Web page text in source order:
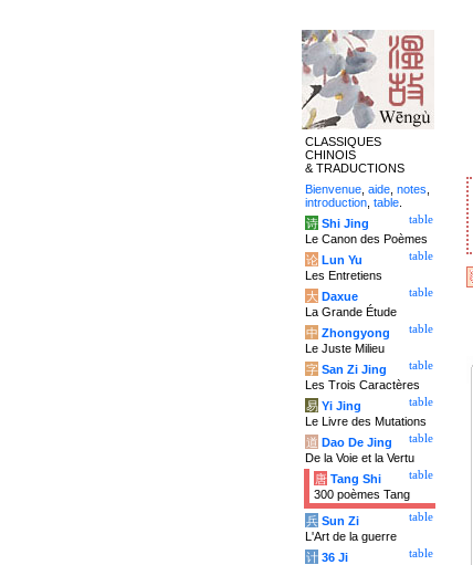
CLASSIQUES
CHINOIS
& TRADUCTIONS
Bienvenue aide notes
introduction table
table
诗 Shi Jing
Le Canon des Poèmes
table
论 Lun Yu
Les Entretiens
table
大 Daxue
La Grande Étude
table
中 Zhongyong
Le Juste Milieu
table
字 San Zi Jing
Les Trois Caractères
table
易 Yi Jing
Le Livre des Mutations
table
道 Dao De Jing
De la Voie et la Vertu
table
唐 Tang Shi
300 poèmes Tang
table
兵 Sun Zi
L'Art de la guerre
table
计 36 Ji